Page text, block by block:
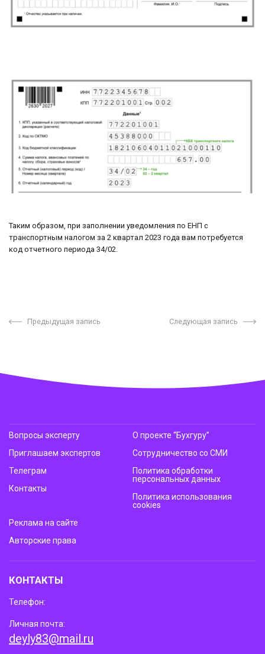
Таким образом, при заполнении уведомления по ЕНП с
транспортным налогом за 2 квартал 2023 года вам потребуется
код отчетного периода 34/02.
Предыдущая запись Следующая запись
Вопросы эксперту
Приглашаем экспертов
Телеграм
Контакты
О проекте “Бухгуру”
Сотрудничество со СМИ
Политика обработки
персональных данных
Политика использования
cookies
Реклама на сайте
Авторские права
КОНТАКТЫ
Телефон:
Личная почта:
deyly83@mail.ru